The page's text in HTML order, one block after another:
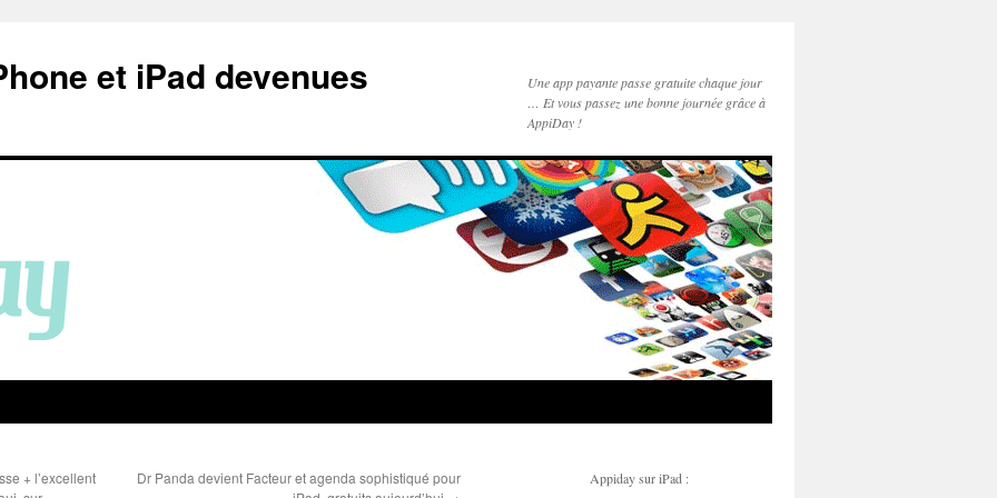
et iPad devenues
Une app payante passe gratuite chaque jour
… Et vous passez une bonne journée grâce à
AppiDay !
+ l’excellent
Dr Panda devient Facteur et agenda sophistiqué pour
Appiday sur iPad :